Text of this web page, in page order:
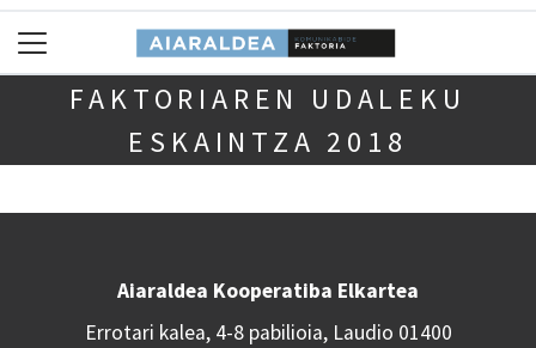
FAKTORIAREN UDALEKU
ESKAINTZA 2018
Aiaraldea Kooperatiba Elkartea
Errotari kalea, 4-8 pabilioia, Laudio 01400